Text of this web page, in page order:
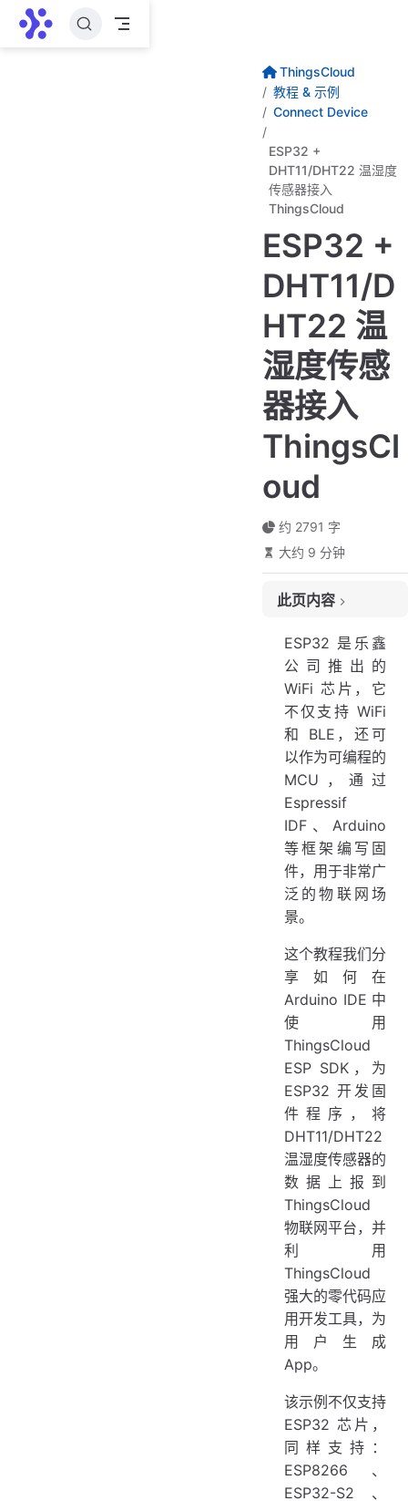
跳至主要內容
ThingsCloud
教程 & 示例
Connect Device
ESP32 +
DHT11/DHT22 温湿度
传感器接入
ThingsCloud
ESP32 +
DHT11/D
HT22 温
湿度传感
器接入
ThingsCl
oud
约 2791 字
大约 9 分钟
此页内容
关于 DHT 系列传感器
连线示意图
在 Arduino 中安装依赖库
安装 DHT 依赖库
使用示例代码
设置代码中的参数
WiFi 连接参数
查看上报数据
Arduino 串口日志
设计App设备面板
创建设备类型
查看属性定义
编辑App界面
创建用户并关联设备
创建用户应用
更多应用
ESP32 是乐鑫
公司推出的
WiFi 芯片，它
不仅支持 WiFi
和 BLE，还可
以作为可编程的
MCU，通过
Espressif
IDF、Arduino
等框架编写固
件，用于非常广
泛的物联网场
景。
这个教程我们分
享如何在
Arduino IDE 中
使用
ThingsCloud
ESP SDK，为
ESP32 开发固
件程序，将
DHT11/DHT22
温湿度传感器的
数据上报到
ThingsCloud
物联网平台，并
利用
ThingsCloud
强大的零代码应
用开发工具，为
用户生成
App。
该示例不仅支持
ESP32 芯片，
同样支持：
ESP8266、
ESP32-S2、